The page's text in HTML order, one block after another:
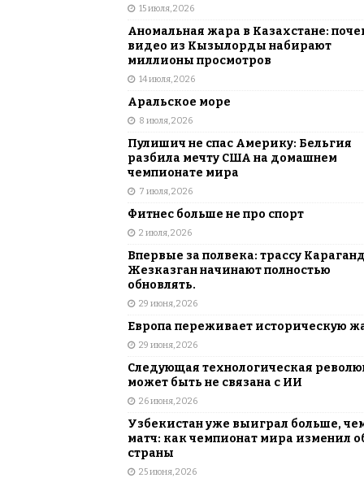
15 июля, 2026
Аномальная жара в Казахстане:
видео из Кызылорды набирают
миллионы просмотров
14 июля, 2026
Аральское море
8 июля, 2026
Пулишич не спас Америку: Бельгия
разбила мечту США на домашнем
чемпионате мира
7 июля, 2026
Фитнес больше не про спорт
2 июля, 2026
Впервые за полвека: трассу
Жезказган начинают полностью
обновлять.
29 июня, 2026
Европа переживает историческую
29 июня, 2026
Следующая технологическая
может быть не связана с ИИ
26 июня, 2026
Узбекистан уже выиграл больше,
матч: как чемпионат мира изменил
страны
25 июня, 2026